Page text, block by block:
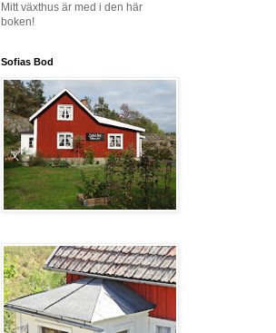
Mitt växthus är med i den här
boken!
Sofias Bod